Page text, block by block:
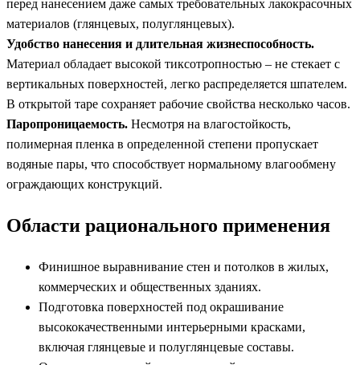
перед нанесением даже самых требовательных лакокрасочных
материалов (глянцевых, полуглянцевых).
Удобство нанесения и длительная жизнеспособность.
Материал обладает высокой тиксотропностью – не стекает с
вертикальных поверхностей, легко распределяется шпателем.
В открытой таре сохраняет рабочие свойства несколько часов.
Паропроницаемость. Несмотря на влагостойкость,
полимерная пленка в определенной степени пропускает
водяные пары, что способствует нормальному влагообмену
ограждающих конструкций.
Области рационального применения
Финишное выравнивание стен и потолков в жилых,
коммерческих и общественных зданиях.
Подготовка поверхностей под окрашивание
высококачественными интерьерными красками,
включая глянцевые и полуглянцевые составы.